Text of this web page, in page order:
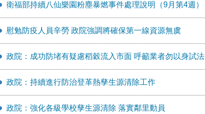
衛福部持續八仙樂園粉塵暴燃事件處理說明（9月第4週）
慰勉防疫人員辛勞 政院強調將確保第一線資源無虞
政院：成功防堵有疑慮稻穀流入市面 呼籲業者勿以身試法
政院：持續進行防治登革熱孳生源清除工作
政院：強化各級學校孳生源清除 落實鄰里動員